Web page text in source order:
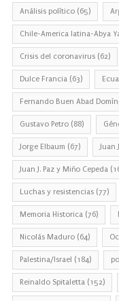
Análisis político (65)
Chile-America latina-Abya
Crisis del coronavirus (62)
Dulce Francia (63)
Fernando Buen Abad
Gustavo Petro (88)
Jorge Elbaum (67) Juan
Juan J. Paz y Miño Cepeda
Luchas y resistencias (77)
Memoria Historica (76)
Nicolás Maduro (64)
Palestina/Israel (184)
Reinaldo Spitaletta (152)